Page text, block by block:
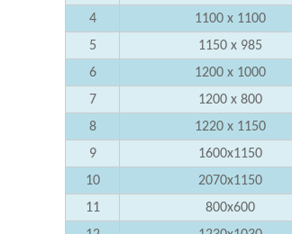
4
1100 x 1100
5
1150 x 985
6
1200 x 1000
7
1200 x 800
8
1220 x 1150
9
1600x1150
10
2070x1150
11
800x600